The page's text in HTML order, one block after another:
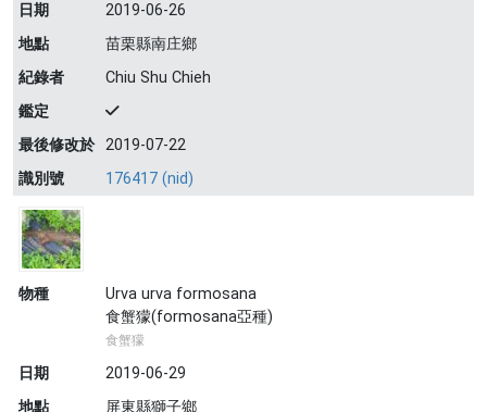
日期
2019-06-26
地點
苗栗縣南庄鄉
紀錄者
Chiu Shu Chieh
鑑定
最後修改於 2019-07-22
識別號
176417 (nid)
物種
Urva urva formosana
食蟹獴(formosana亞種)
食蟹獴
日期
2019-06-29
地點
屏東縣獅子鄉